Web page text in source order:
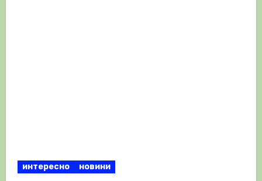
интересно новини